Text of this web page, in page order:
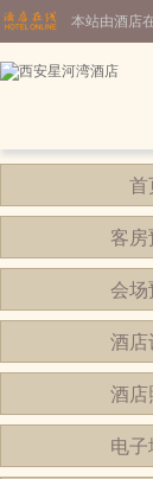
本站由酒店
首
客房
会场
酒店
酒店
电子